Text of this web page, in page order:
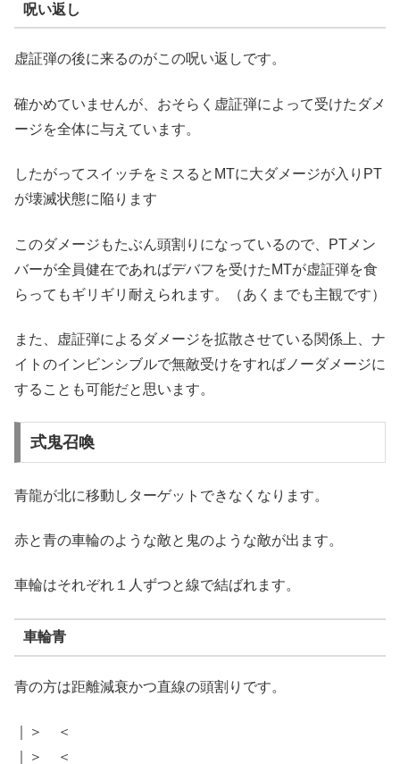
呪い返し
虚証弾の後に来るのがこの呪い返しです。
確かめていませんが、おそらく虚証弾によって受けたダメ
ージを全体に与えています。
したがってスイッチをミスるとMTに大ダメージが入りPT
が壊滅状態に陥ります
このダメージもたぶん頭割りになっているので、PTメン
バーが全員健在であればデバフを受けたMTが虚証弾を食
らってもギリギリ耐えられます。（あくまでも主観です）
また、虚証弾によるダメージを拡散させている関係上、ナ
イトのインビンシブルで無敵受けをすればノーダメージに
することも可能だと思います。
式鬼召喚
青龍が北に移動しターゲットできなくなります。
赤と青の車輪のような敵と鬼のような敵が出ます。
車輪はそれぞれ１人ずつと線で結ばれます。
車輪青
青の方は距離減衰かつ直線の頭割りです。
｜＞ ＜
｜＞ ＜